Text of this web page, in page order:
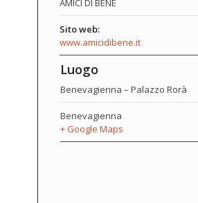
AMICI DI BENE
Sito web:
www.amicidibene.it
Luogo
Benevagienna – Palazzo Rorà
Benevagienna
+ Google Maps